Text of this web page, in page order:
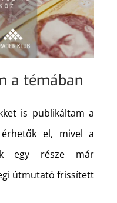
a témában
is publikáltam a
el, mivel a
egy része már
útmutató frissített